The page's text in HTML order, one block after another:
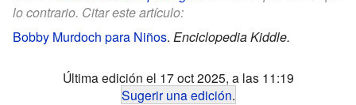
lo contrario. Citar este artículo:
Bobby Murdoch para Niños. Enciclopedia Kiddle.
Última edición el 17 oct 2025, a las 11:19
Sugerir una edición.